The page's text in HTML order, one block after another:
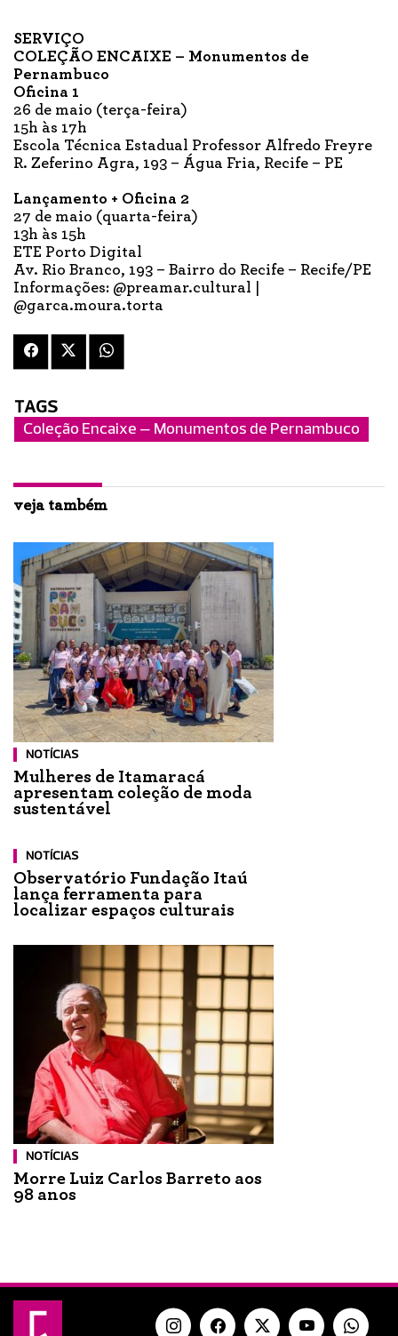
SERVIÇO
COLEÇÃO ENCAIXE – Monumentos de
Pernambuco
Oficina 1
26 de maio (terça-feira)
15h às 17h
Escola Técnica Estadual Professor Alfredo Freyre
R. Zeferino Agra, 193 – Água Fria, Recife – PE
Lançamento + Oficina 2
27 de maio (quarta-feira)
13h às 15h
ETE Porto Digital
Av. Rio Branco, 193 – Bairro do Recife – Recife/PE
Informações: @preamar.cultural |
@garca.moura.torta
TAGS
Coleção Encaixe – Monumentos de Pernambuco
veja também
NOTÍCIAS
Mulheres de Itamaracá
apresentam coleção de moda
sustentável
NOTÍCIAS
Observatório Fundação Itaú
lança ferramenta para
localizar espaços culturais
NOTÍCIAS
Morre Luiz Carlos Barreto aos
98 anos